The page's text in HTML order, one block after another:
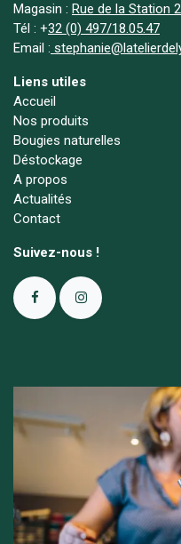
Magasin : Rue de la Station
Tél : +32 (0) 497/18.05.47
Email :
Liens utiles
Accueil
Nos produits
Bougies naturelles
Déstockage
A propos
Actualités
Contact
Suivez-nous !